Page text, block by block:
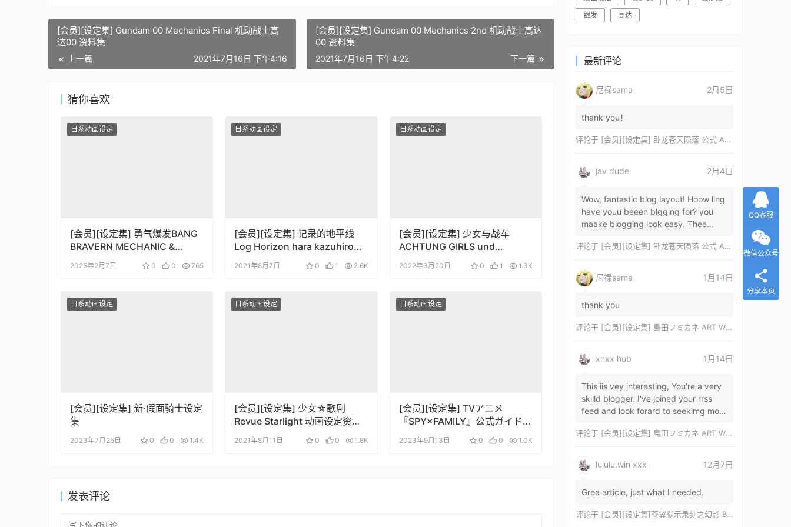
[会员][设定集] Gundam 00 Mechanics Final 机动战士高
达00 资料集
上一篇 2021年7月16日 下午4:16
[会员][设定集] Gundam 00 Mechanics 2nd 机动战士高达
00 资料集
下一篇
2021年7月16日 下午4:22
猜你喜欢
日系动画设定
[会员][设定集] 勇气爆发BANG
BRAVERN MECHANIC &
WORLD COMPLETE BOOK
2025年2月7日 0 0 765
日系动画设定
[会员][设定集] 记录的地平线
Log Horizon hara kazuhiro
CG插画原画集
2021年8月7日 0 1 2.6K
日系动画设定
[会员][设定集] 少女与战车
ACHTUNG GIRLS und
PANZER 动画官方设定3部曲
2022年3月20日 0 1 1.3K
日系动画设定
[会员][设定集] 新·假面骑士设定
集
2023年7月26日 0 0 1.4K
日系动画设定
[会员][设定集] 少女☆歌剧
Revue Starlight 动画设定资料
2021年8月11日 0 0 1.8K
日系动画设定
[会员][设定集] TVアニメ
『SPY×FAMILY』公式ガイドブ
ック MISSION
REPORT220409-
2023年9月13日 0 0 1.0K
发表评论
银发
高达
最新评论
尼禄sama 2月5日
thank you！
评论于 [会员][设定集] 卧龙苍天陨落 公式 ARTWORKS[DL]
jav dude 2月4日
Wow, fantastic blog layout! Hoow llng
have youu beeen blgging for? you
maake blogging look easy. Thee
magnificent, let…
评论于 [会员][设定集] 卧龙苍天陨落 公式 ARTWORKS[DL]
尼禄sama 1月14日
thank you
评论于 [会员][设定集] 島田フミカネ ART WORKS EXTRA Luminous Witches[DL]
xnxx hub 1月14日
This iis vey interesting, You're a very
skilld blogger. I've joined your rrss
feed and look forard to seekimg mor
评论于 [会员][设定集] 島田フミカネ ART WORKS EXTRA Luminous Witches[DL]
lululu.win xxx 12月7日
Grea article, just what I needed.
评论于 [会员][设定集]苍翼默示录刻之幻影 BLAZBLUE CHRONOPHANTASMA 公式設定資料集II
QQ客服
微信公众号
分享本页